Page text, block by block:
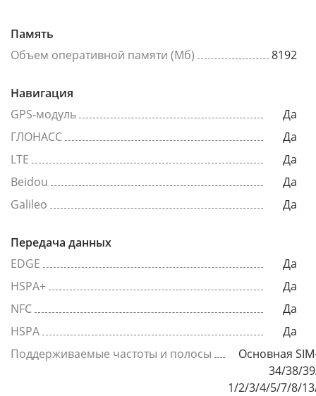
Память
Объем оперативной памяти (Мб)
8192
Навигация
GPS-модуль
Да
ГЛОНАСС
Да
LTE
Да
Beidou
Да
Galileo
Да
Передача данных
EDGE
Да
HSPA+
Да
NFC
Да
HSPA
Да
Поддерживаемые частоты и полосы
Основная
34/38/
1/2/3/4/5/7/8/